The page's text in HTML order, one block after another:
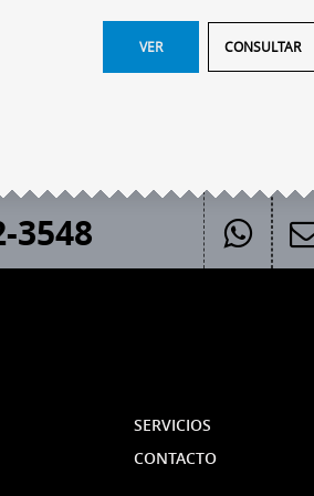
VER CONSULTAR
3548
SERVICIOS
CONTACTO